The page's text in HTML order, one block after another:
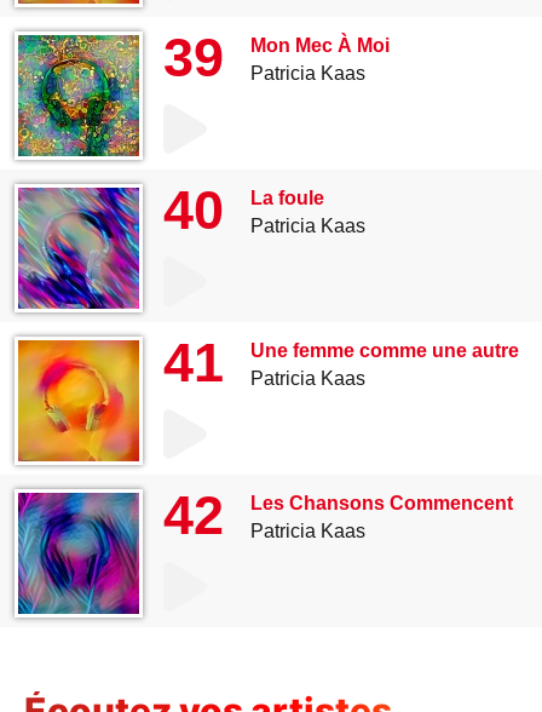
39
Mon Mec À Moi
Patricia Kaas
40
La foule
Patricia Kaas
41
Une femme comme une autre
Patricia Kaas
42
Les Chansons Commencent
Patricia Kaas